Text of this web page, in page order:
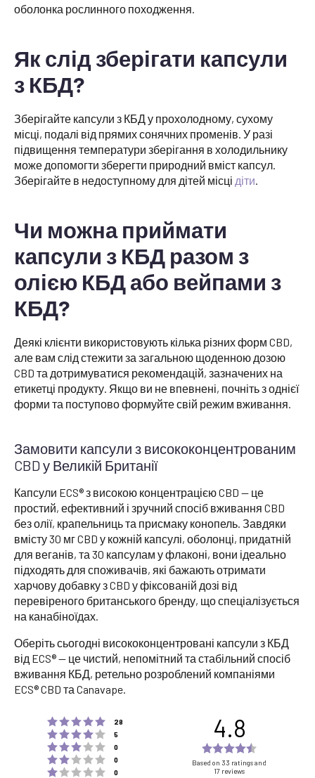
оболонка рослинного походження.
Як слід зберігати капсули
з КБД?
Зберігайте капсули з КБД у прохолодному, сухому
місці, подалі від прямих сонячних променів. У разі
підвищення температури зберігання в холодильнику
може допомогти зберегти природний вміст капсул.
Зберігайте в недоступному для дітей місці діти.
Чи можна приймати
капсули з КБД разом з
олією КБД або вейпами з
КБД?
Деякі клієнти використовують кілька різних форм CBD,
але вам слід стежити за загальною щоденною дозою
CBD та дотримуватися рекомендацій, зазначених на
етикетці продукту. Якщо ви не впевнені, почніть з однієї
форми та поступово формуйте свій режим вживання.
Замовити капсули з висококонцентрованим
CBD у Великій Британії
Капсули ECS® з високою концентрацією CBD — це
простий, ефективний і зручний спосіб вживання CBD
без олії, крапельниць та присмаку конопель. Завдяки
вмісту 30 мг CBD у кожній капсулі, оболонці, придатній
для веганів, та 30 капсулам у флаконі, вони ідеально
підходять для споживачів, які бажають отримати
харчову добавку з CBD у фіксованій дозі від
перевіреного британського бренду, що спеціалізується
на канабіноїдах.
Оберіть сьогодні висококонцентровані капсули з КБД
від ECS® — це чистий, непомітний та стабільний спосіб
вживання КБД, ретельно розроблений компаніями
ECS® CBD та Canavape.
Rating 5 out of 5 stars
28
Rating 4 out of 5 stars
5
Rating 3 out of 5 stars
0
Rating 2 out of 5 stars
0
Rating 1 out of 5 stars
0
4.8
4.8
Based on 33 ratings and
17 reviews